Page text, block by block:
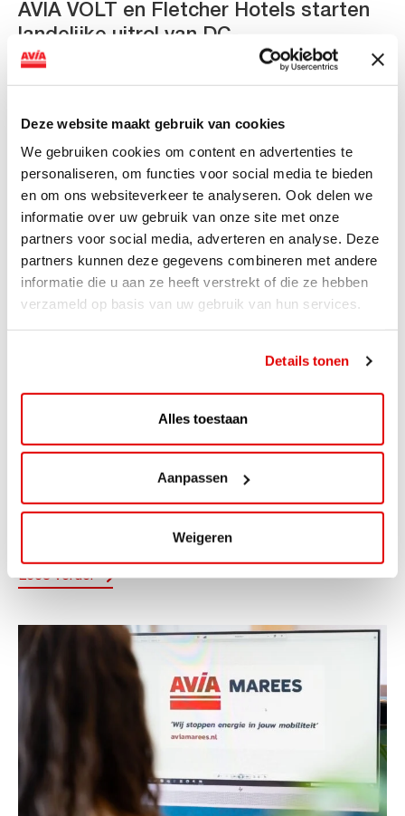
Deze website maakt gebruik van cookies
We gebruiken cookies om content en advertenties te
personaliseren, om functies voor social media te bieden
en om ons websiteverkeer te analyseren. Ook delen we
informatie over uw gebruik van onze site met onze
partners voor social media, adverteren en analyse. Deze
partners kunnen deze gegevens combineren met andere
informatie die u aan ze heeft verstrekt of die ze hebben
verzameld op basis van uw gebruik van hun services.
Details tonen
Alles toestaan
Aanpassen
Weigeren
AVIA VOLT en Fletcher Hotels starten
landelijke uitrol van DC-
snellaadinfrastructuur
van DC-snellaadinfrastructuur AVIA VOLT en...
Lees verder
Toe aan een ontspannen nachtje...
Lees verder